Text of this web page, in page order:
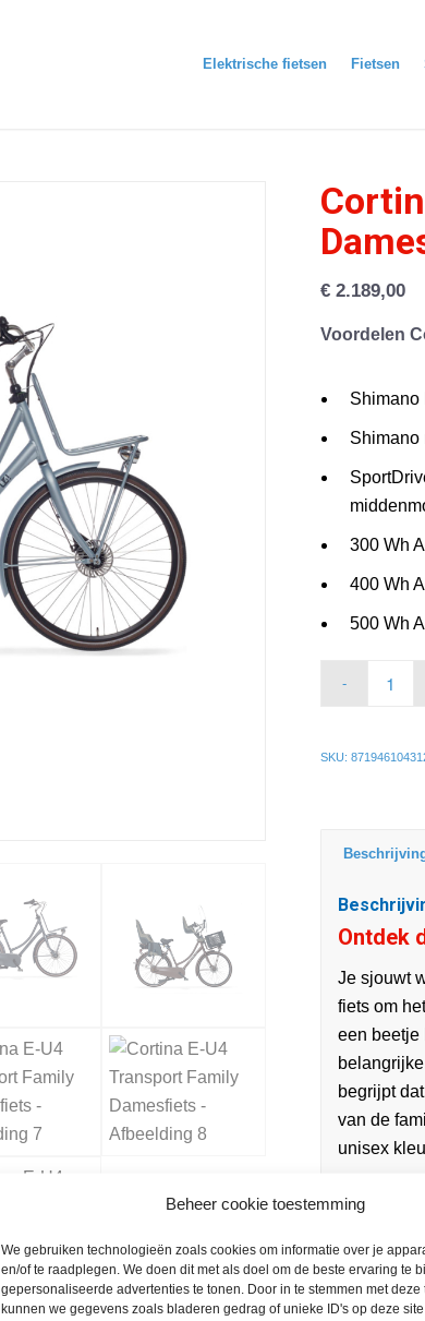
Beheer cookie toestemming
We gebruiken technologieën zoals cookies om informatie over je
en/of te raadplegen. We doen dit met als doel om de beste ervaring te
gepersonaliseerde advertenties te tonen. Door in te stemmen met
kunnen we gegevens zoals bladeren gedrag of unieke ID's op deze
Elektrische fietsen Fietsen
€ 2.189,00
Voordelen
Shimano
Shimano
300 Wh
400 Wh
500 Wh
SKU:
Ontdek
Je sjouwt
fiets om
een beetje
begrijpt
van de
unisex